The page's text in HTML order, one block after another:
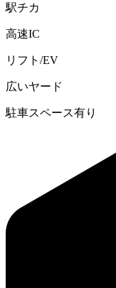
駅チカ
高速IC
リフト/EV
広いヤード
駐車スペース有り